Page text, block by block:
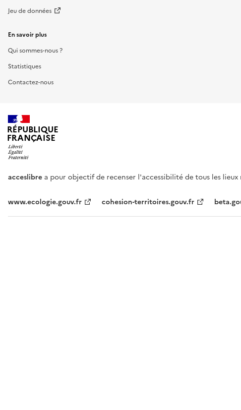
Jeu de données
En savoir plus
Qui sommes-nous ?
Statistiques
Contactez-nous
RÉPUBLIQUE
FRANÇAISE
acceslibre a pour objectif de recenser l'accessibilité de tous les
www.ecologie.gouv.fr cohesion-territoires.gouv.fr